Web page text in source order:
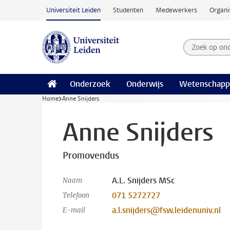
Ga naar hoofdinhoud
Universiteit Leiden Studenten Medewerkers
Zoek op
Zoekterm
Onderzoek Onderwijs
Home Anne Snijders
Anne Snijders
Promovendus
Naam A.L. Snijders MSc
Telefoon 071 5272727
E-mail a.l.snijders@fsw.leidenuniv.nl